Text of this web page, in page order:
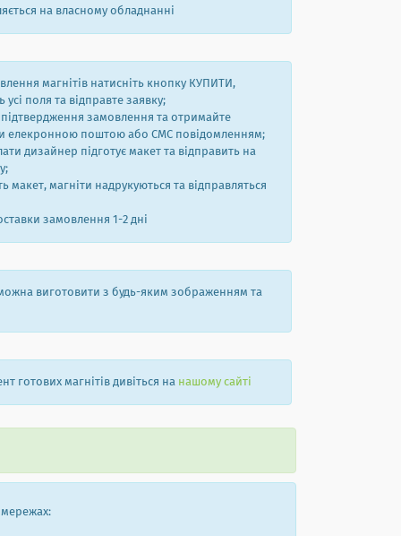
на власному обладнанні
магнітів натисніть кнопку КУПИТИ,
усі поля та відправте заявку;
підтвердження замовлення та отримайте
елекронною поштою або СМС повідомленням;
дизайнер підготує макет та відправить на
макет, магніти надрукуються та відправляться
замовлення 1-2 дні
виготовити з будь-яким зображенням та
готових магнітів дивіться на нашому сайті
мережах: